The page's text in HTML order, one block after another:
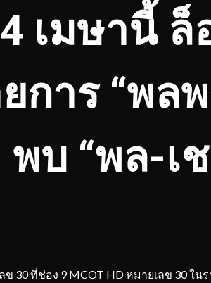
เมษานี้ ล็
การ “พล
พบ “พล-เ
ข 30 ที่ช่อง 9 MCOT HD หมายเลข 30 ใน